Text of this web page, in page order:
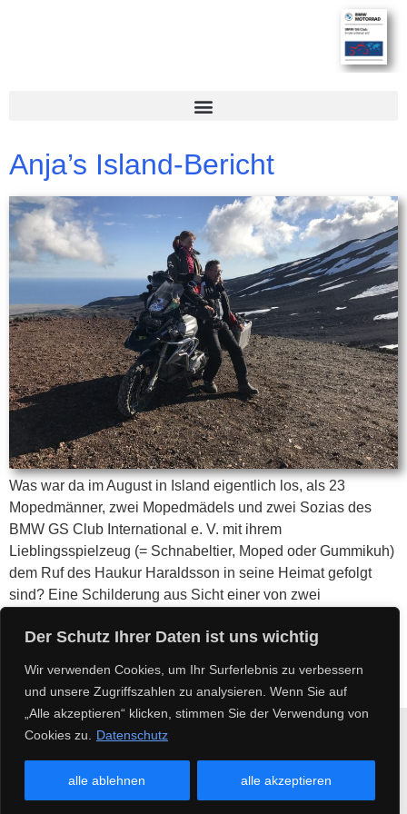
Der Schutz Ihrer Daten ist uns wichtig
Wir verwenden Cookies, um Ihr Surferlebnis zu verbessern
und unsere Zugriffszahlen zu analysieren. Wenn Sie auf
„Alle akzeptieren“ klicken, stimmen Sie der Verwendung von
Cookies zu.
Datenschutz
alle ablehnen alle akzeptieren
Anja’s Island-Bericht
Was war da im August in Island eigentlich los, als 23
Mopedmänner, zwei Mopedmädels und zwei Sozias des
BMW GS Club International e. V. mit ihrem
Lieblingsspielzeug (= Schnabeltier, Moped oder Gummikuh)
dem Ruf des Haukur Haraldsson in seine Heimat gefolgt
sind? Eine Schilderung aus Sicht einer von zwei
Herrscher […]
Impressum Datenschutz KontaktCopyright 2025
BMW GS Club International e.V.